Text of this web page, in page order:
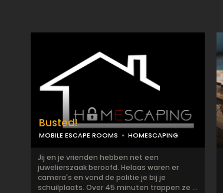
Busted!
MOBILE ESCAPE ROOMS HOMESCAPING
Jij en je vrienden hebben net een
juwelierszaak beroofd. Helaas waren er
camera's en vond de politie je bij je
schuilplaats. Over 45 minuten trappen ze ...